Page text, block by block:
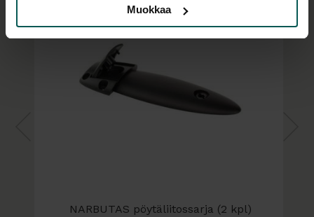
Muokkaa
liittämään pöytä toisiinsa.
NARBUTAS pöytäliitossarja (2 kpl)